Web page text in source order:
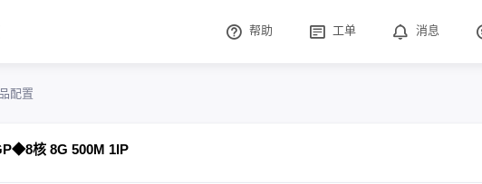
帮助 工单 消息
配置
核 8G 500M 1IP